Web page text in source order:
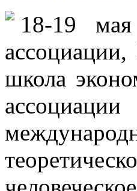
18-19
школа